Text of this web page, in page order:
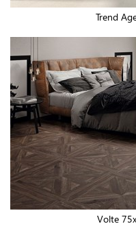
Trend
Volte